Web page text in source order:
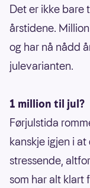
Det er ikke bare
årstidene.
og har nå nådd
julevarianten.
1 million til jul?
Førjulstida
kanskje igjen i
stressende,
som har alt klart